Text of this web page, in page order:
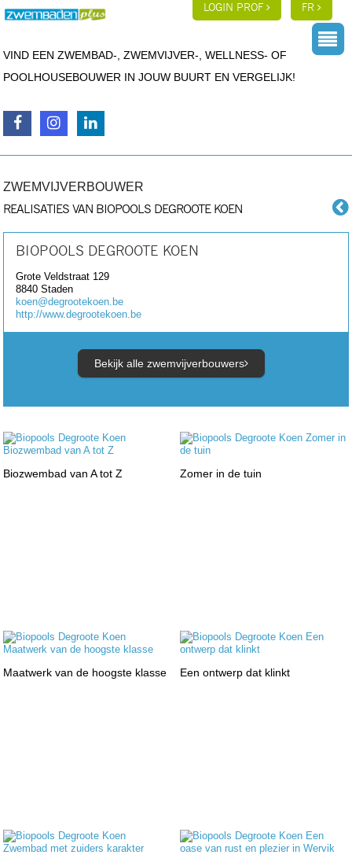
LOGIN PROF FR
VIND EEN ZWEMBAD-, ZWEMVIJVER-, WELLNESS- OF
POOLHOUSEBOUWER IN JOUW BUURT EN VERGELIJK!
ZWEMVIJVERBOUWER
REALISATIES VAN BIOPOOLS DEGROOTE KOEN
BIOPOOLS DEGROOTE KOEN
Grote Veldstraat 129
8840Staden
koen@degrootekoen.be
http://www.degrootekoen.be
Bekijk alle zwemvijverbouwers
Biozwembad van A tot Z Zomer in de tuin
Maatwerk van de hoogste klasse Een ontwerp dat klinkt